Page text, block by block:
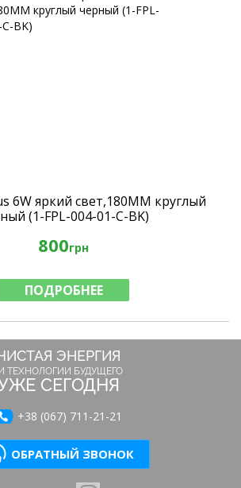
6W яркий свет,180MM круглый
(1-FPL-004-01-C-BK)
800грн
ПОДРОБНЕЕ
ЭНЕРГИЯ
И ТЕХНОЛОГИИ БУДУЩЕГО
СЕГОДНЯ
+38 (067) 711-21-21
ОБРАТНЫЙ ЗВОНОК